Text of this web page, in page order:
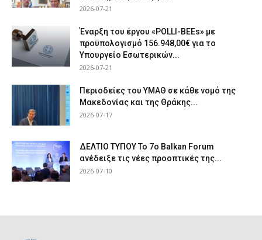
2026-07-21
Έναρξη του έργου «POLLI-BEEs» με
προϋπολογισμό 156.948,00€ για το
Υπουργείο Εσωτερικών...
2026-07-21
Περιοδείες του ΥΜΑΘ σε κάθε νομό της
Μακεδονίας και της Θράκης...
2026-07-17
ΔΕΛΤΙΟ ΤΥΠΟΥ Το 7ο Balkan Forum
ανέδειξε τις νέες προοπτικές της...
2026-07-10